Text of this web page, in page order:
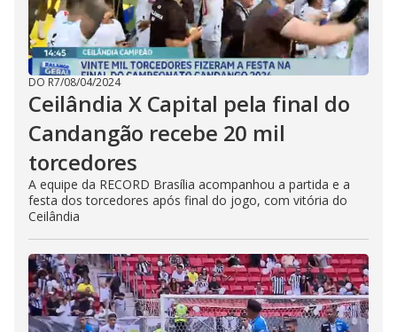
DO R7/08/04/2024
Ceilândia X Capital pela final do
Candangão recebe 20 mil
torcedores
A equipe da RECORD Brasília acompanhou a partida e a
festa dos torcedores após final do jogo, com vitória do
Ceilândia